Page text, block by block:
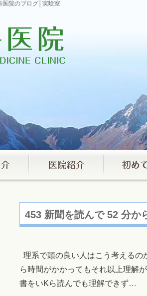
医院のブログ│実験室
453 新聞を読んで 52 分
理系で頭の良い人はこう考えるの
ら時間がかかってもそれ以上理解
書をいKら読んでも理解できず…